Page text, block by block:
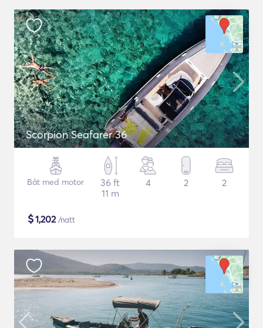
Scorpion Seafarer 36
Båt med motor
36 ft
11 m
4 2 2
$1,202/natt